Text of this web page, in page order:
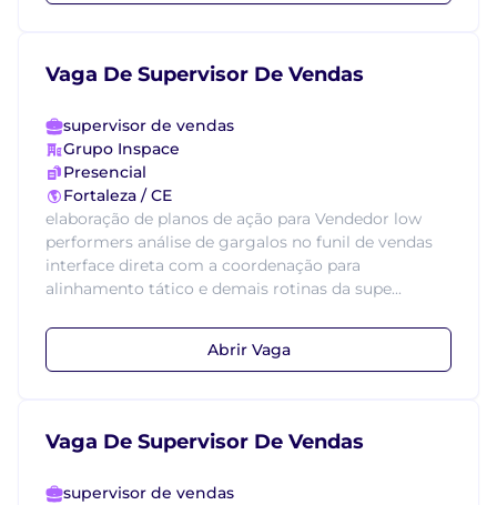
Vaga De Supervisor De Vendas
supervisor de vendas
Grupo Inspace
Presencial
Fortaleza / CE
elaboração de planos de ação para Vendedor low
performers análise de gargalos no funil de vendas
interface direta com a coordenação para
alinhamento tático e demais rotinas da supe...
Abrir Vaga
Vaga De Supervisor De Vendas
supervisor de vendas